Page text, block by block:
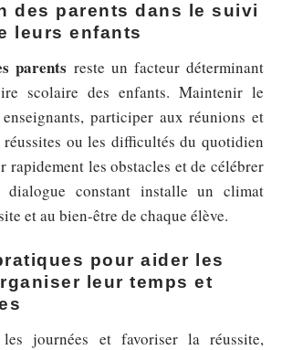
des parents dans le suivi
leurs enfants
parents reste un facteur déterminant
scolaire des enfants. Maintenir le
participer aux réunions et
réussites ou les difficultés du quotidien
rapidement les obstacles et de célébrer
dialogue constant installe un climat
et au bien-être de chaque élève.
pour aider les
leur temps et
journées et favoriser la réussite,